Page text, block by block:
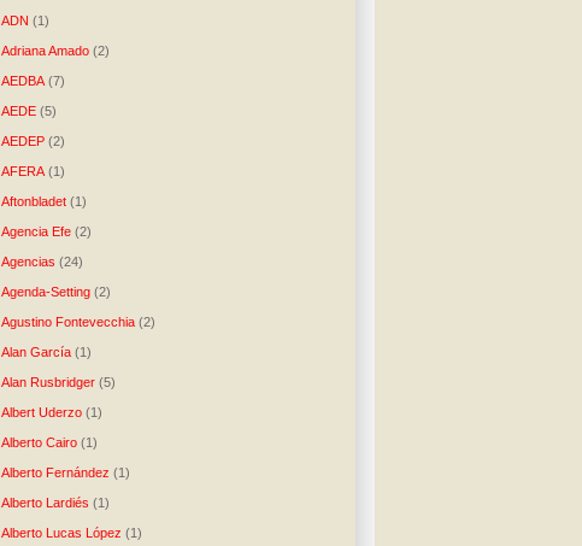
ADN (1)
Adriana Amado (2)
AEDBA (7)
AEDE (5)
AEDEP (2)
AFERA (1)
Aftonbladet (1)
Agencia Efe (2)
Agencias (24)
Agenda-Setting (2)
Agustino Fontevecchia (2)
Alan García (1)
Alan Rusbridger (5)
Albert Uderzo (1)
Alberto Cairo (1)
Alberto Fernández (1)
Alberto Lardiés (1)
Alberto Lucas López (1)